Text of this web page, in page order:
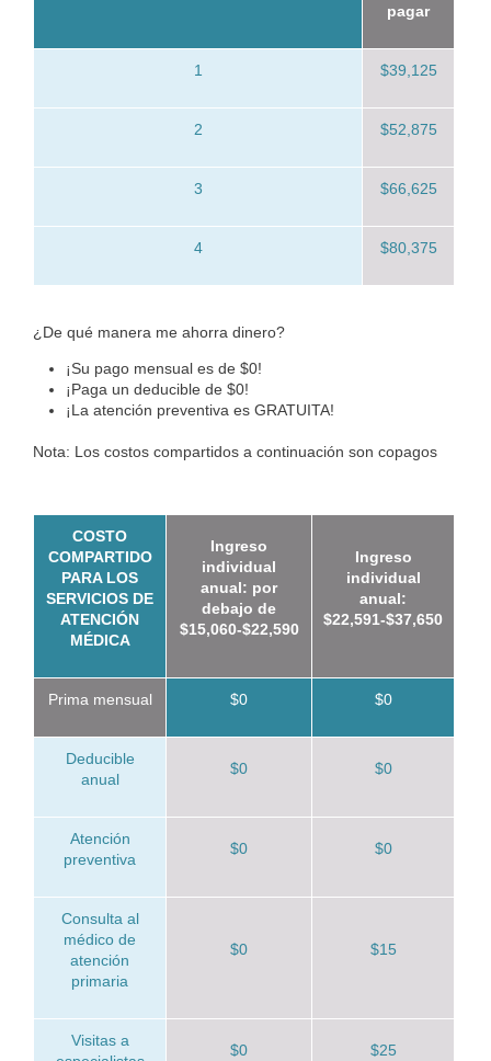
pagar
1 $39,125
2 $52,875
3 $66,625
4 $80,375
¿De qué manera me ahorra dinero?
¡Su pago mensual es de $0!
¡Paga un deducible de $0!
¡La atención preventiva es GRATUITA!
Nota: Los costos compartidos a continuación son copagos
COSTO
COMPARTIDO
PARA LOS
SERVICIOS DE
ATENCIÓN
MÉDICA
Ingreso
individual
anual: por
debajo de
$15,060-$22,590
Ingreso
individual
anual:
$22,591-$37,650
Prima mensual $0 $0
Deducible
anual
$0 $0
Atención
preventiva
$0 $0
Consulta al
médico de
atención
primaria
$0 $15
Visitas a
$0 $25